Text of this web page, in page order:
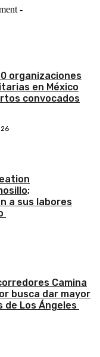
-
organizaciones
en México
convocados
a sus labores
Camina
busca dar mayor
de Los Ángeles